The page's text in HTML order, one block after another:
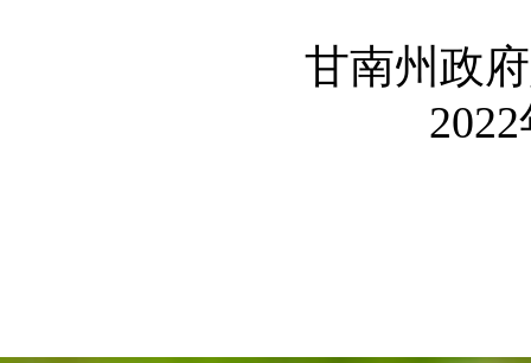
甘南州政